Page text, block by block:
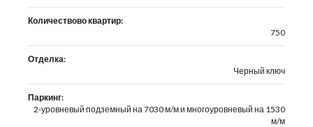
Количествово квартир:
750
Отделка:
Черный ключ
Паркинг:
2-уровневый подземный на 7030 м/м и многоуровневый на 1530
м/м